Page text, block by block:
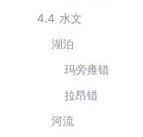
4.4 水文
湖泊
玛旁雍错
拉昂错
河流